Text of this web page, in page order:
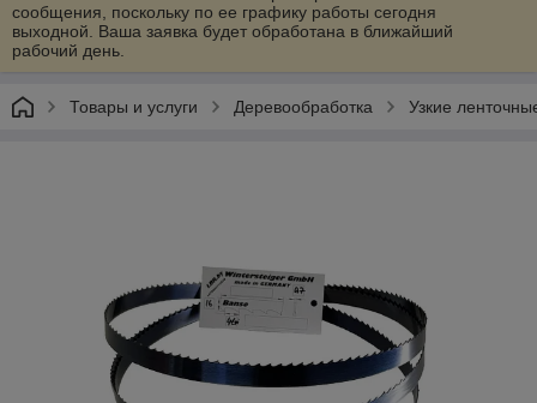
сообщения, поскольку по ее графику работы сегодня
выходной. Ваша заявка будет обработана в ближайший
рабочий день.
Товары и услуги Деревообработка Узкие